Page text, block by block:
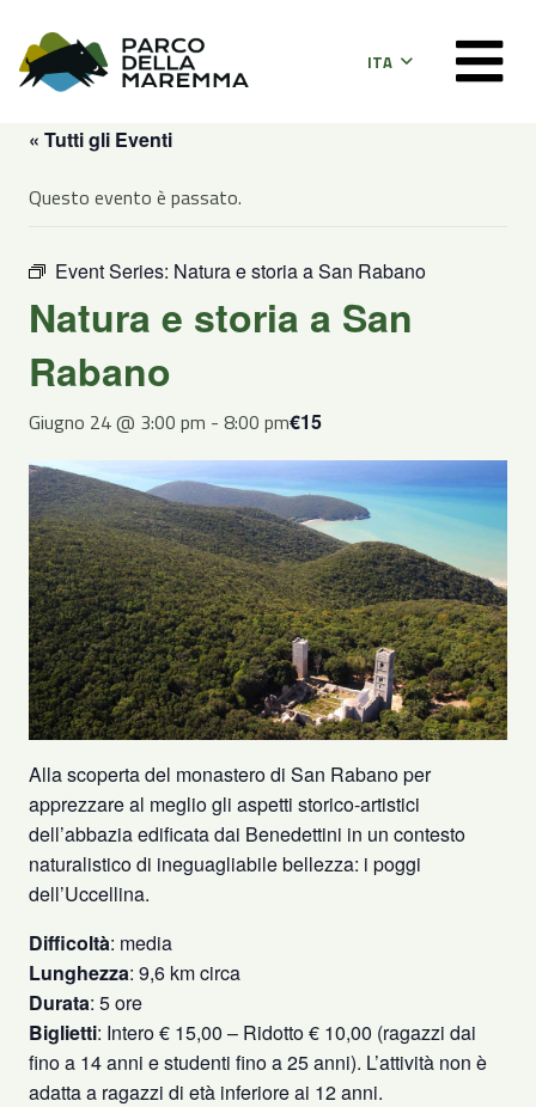
ITA
« Tutti gli Eventi
Questo evento è passato.
Event Series: Natura e storia a San Rabano
Natura e storia a San
Rabano
Giugno 24 @ 3:00 pm - 8:00 pm€15
Alla scoperta del monastero di San Rabano per
apprezzare al meglio gli aspetti storico-artistici
dell’abbazia edificata dai Benedettini in un contesto
naturalistico di ineguagliabile bellezza: i poggi
dell’Uccellina.
Difficoltà: media
Lunghezza: 9,6 km circa
Durata: 5 ore
Biglietti: Intero € 15,00 – Ridotto € 10,00 (ragazzi dai
fino a 14 anni e studenti fino a 25 anni). L’attività non è
adatta a ragazzi di età inferiore ai 12 anni.